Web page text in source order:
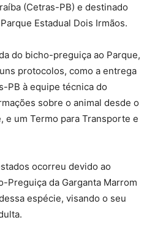
(Cetras-PB) e destinado
Estadual Dois Irmãos.
do bicho-preguiça ao Parque,
protocolos, como a entrega
PB à equipe técnica do
sobre o animal desde o
e um Termo para Transporte e
ocorreu devido ao
Preguiça da Garganta Marrom
espécie, visando o seu